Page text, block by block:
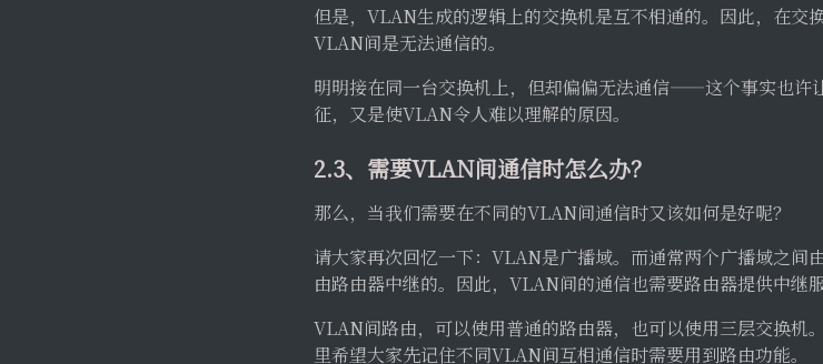
但是，VLAN生成的逻辑上的交换机是互不相通的。因此，在交
VLAN间是无法通信的。
明明接在同一台交换机上，但却偏偏无法通信——这个事实也许
征，又是使VLAN令人难以理解的原因。
2.3、需要VLAN间通信时怎么办？
那么，当我们需要在不同的VLAN间通信时又该如何是好呢？
请大家再次回忆一下：VLAN是广播域。而通常两个广播域之间
由路由器中继的。因此，VLAN间的通信也需要路由器提供中继
VLAN间路由，可以使用普通的路由器，也可以使用三层交换机
里希望大家先记住不同VLAN间互相通信时需要用到路由功能。